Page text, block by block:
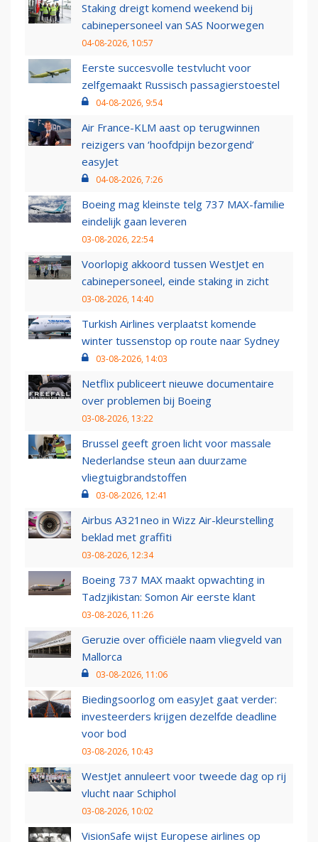
Staking dreigt komend weekend bij
cabinepersoneel van SAS Noorwegen
04-08-2026, 10:57
Eerste succesvolle testvlucht voor
zelfgemaakt Russisch passagierstoestel
04-08-2026, 9:54
Air France-KLM aast op terugwinnen
reizigers van ‘hoofdpijn bezorgend’
easyJet
04-08-2026, 7:26
Boeing mag kleinste telg 737 MAX-familie
eindelijk gaan leveren
03-08-2026, 22:54
Voorlopig akkoord tussen WestJet en
cabinepersoneel, einde staking in zicht
03-08-2026, 14:40
Turkish Airlines verplaatst komende
winter tussenstop op route naar Sydney
03-08-2026, 14:03
Netflix publiceert nieuwe documentaire
over problemen bij Boeing
03-08-2026, 13:22
Brussel geeft groen licht voor massale
Nederlandse steun aan duurzame
vliegtuigbrandstoffen
03-08-2026, 12:41
Airbus A321neo in Wizz Air-kleurstelling
beklad met graffiti
03-08-2026, 12:34
Boeing 737 MAX maakt opwachting in
Tadzjikistan: Somon Air eerste klant
03-08-2026, 11:26
Geruzie over officiële naam vliegveld van
Mallorca
03-08-2026, 11:06
Biedingsoorlog om easyJet gaat verder:
investeerders krijgen dezelfde deadline
voor bod
03-08-2026, 10:43
WestJet annuleert voor tweede dag op rij
vlucht naar Schiphol
03-08-2026, 10:02
VisionSafe wijst Europese airlines op